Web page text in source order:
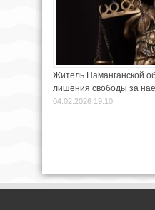
Житель Наманганской
лишения свободы за
04.02.2026 19:10